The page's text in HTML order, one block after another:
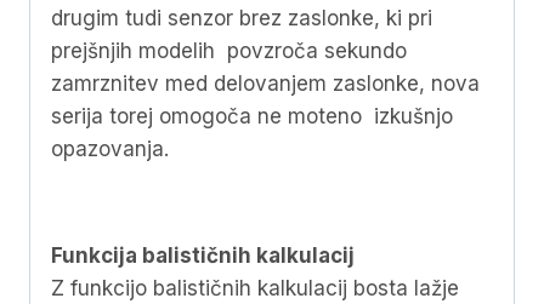
drugim tudi senzor brez zaslonke, ki pri
prejšnjih modelih povzroča sekundo
zamrznitev med delovanjem zaslonke, nova
serija torej omogoča ne moteno izkušnjo
opazovanja.
Funkcija balističnih kalkulacij
Z funkcijo balističnih kalkulacij bosta lažje